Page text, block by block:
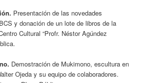
Presentación de las novedades
y donación de un lote de libros de la
Cultural “Profr. Néstor Agúndez
Demostración de Mukimono, escultura en
Ojeda y su equipo de colaboradores.